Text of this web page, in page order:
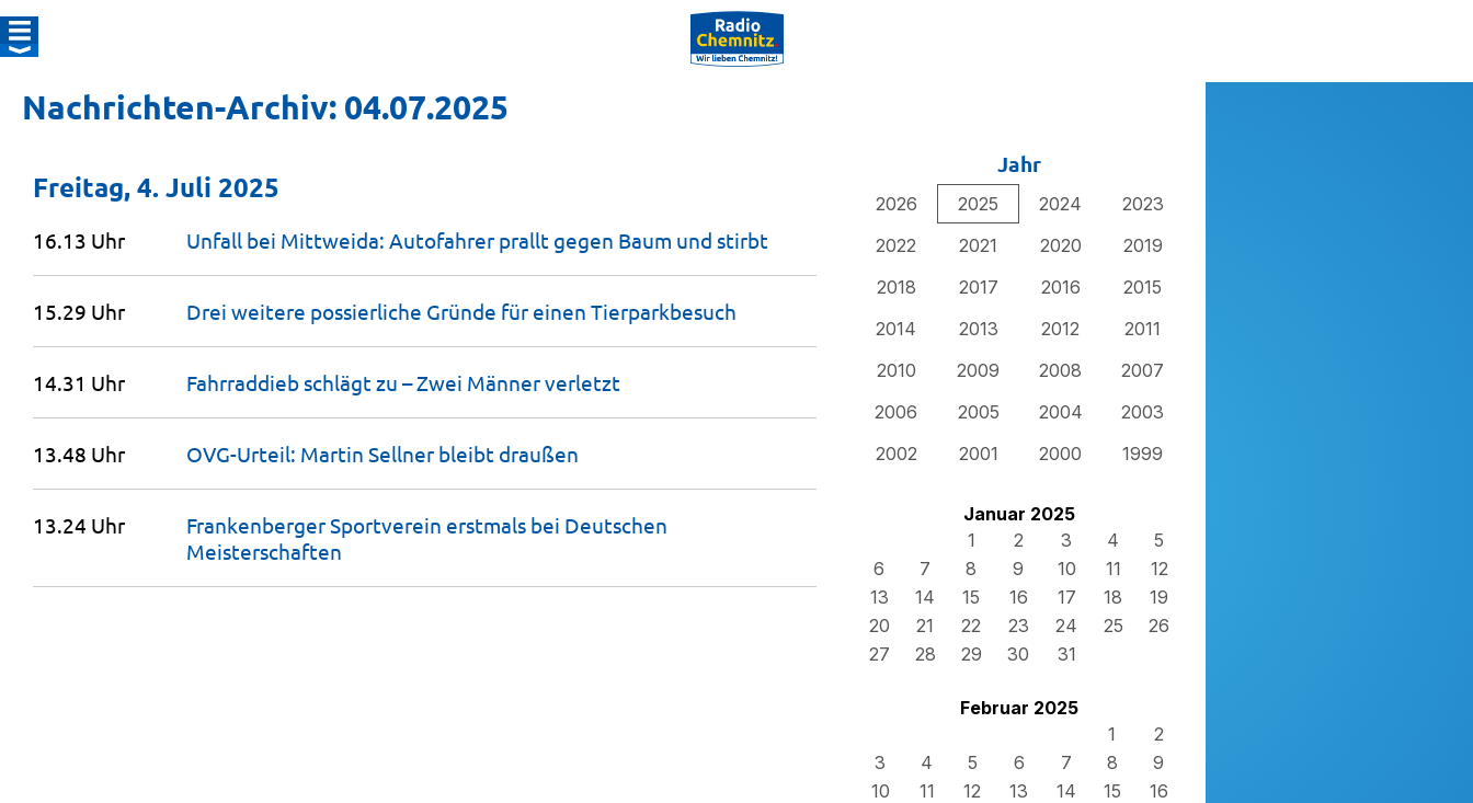
Nachrichten-Archiv: 04.07.2025
Jahr
2026 2025 2024
2023
2022
2021 2020
2019
2018
2017 2016
2015
2014
2013 2012
2011
2010
2009 2008
2007
2006
2005 2004
2003
2002
2001 2000 1999
Januar 2025
1
2 3 4
5
6
7 8 9 10 11
12
13
14 15 16 17 18
19
20
21 22 23 24 25
26
27
28 29 30 31
Februar 2025
1
2
3
4 5 6 7 8
9
10
11 12 13 14 15
16
Freitag, 4. Juli 2025
16.13 Uhr Unfall bei Mittweida: Autofahrer prallt gegen Baum und stirbt
15.29 Uhr Drei weitere possierliche Gründe für einen Tierparkbesuch
14.31 Uhr Fahrraddieb schlägt zu – Zwei Männerverletzt
13.48 Uhr OVG-Urteil: Martin Sellner bleibt draußen
13.24 Uhr
Frankenberger Sportverein erstmals bei Deutschen
Meisterschaften